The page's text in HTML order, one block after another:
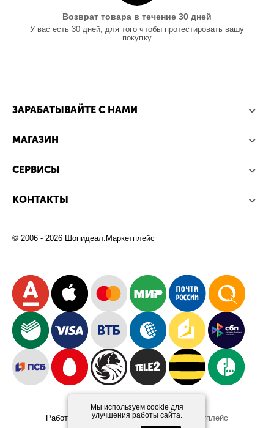
Мы используем cookie для
улучшения работы сайта.
Возврат товара в течение 30 дней
У вас есть 30 дней, для того чтобы протестировать вашу
покупку
ЗАРАБАТЫВАЙТЕ С НАМИ
МАГАЗИН
СЕРВИСЫ
КОНТАКТЫ
© 2006 - 2026 Шопидеал.Маркетплейс
Работает на платформеШопидеал.Маркетплейс